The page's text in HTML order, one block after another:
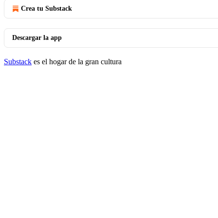
Crea tu Substack
Descargar la app
Substack es el hogar de la gran cultura